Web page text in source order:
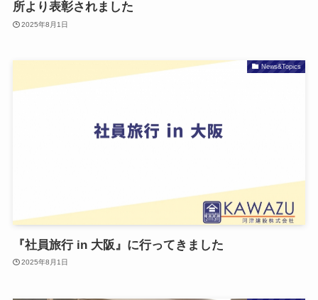
所より表彰されました
2025年8月1日
News&Topics
『社員旅行 in 大阪』に行ってきました
2025年8月1日